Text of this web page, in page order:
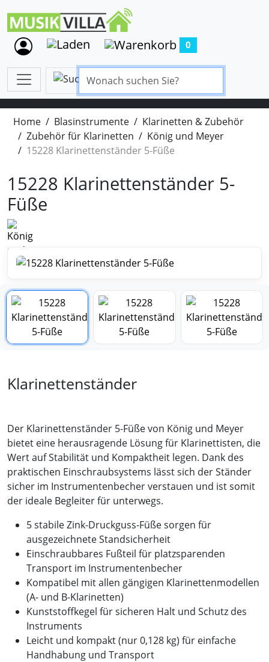
0
Home Blasinstrumente
Klarinetten & Zubehör
Zubehör für Klarinetten
König und Meyer
15228 Klarinettenständer 5-Füße
15228 Klarinettenständer 5-
Füße
Klarinettenständer
Der Klarinettenständer 5-Füße von König und Meyer
bietet eine herausragende Lösung für Klarinettisten, die
Wert auf Stabilität und Kompaktheit legen. Dank des
praktischen Einschraubsystems lässt sich der Ständer
sicher im Instrumentenbecher verstauen und ist somit
der ideale Begleiter für unterwegs.
5 stabile Zink-Druckguss-Füße sorgen für
ausgezeichnete Standsicherheit
Einschraubbares Fußteil für platzsparenden
Transport im Instrumentenbecher
Kompatibel mit allen gängigen Klarinettenmodellen
(A- und B-Klarinetten)
Kunststoffkegel für sicheren Halt und Schutz des
Instruments
Leicht und kompakt (nur 0,128 kg) für einfache
Handhabung und Transport